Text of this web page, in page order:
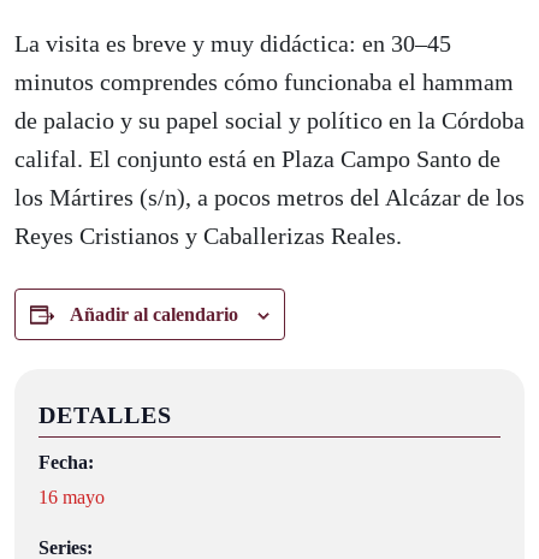
La visita es breve y muy didáctica: en 30–45
minutos comprendes cómo funcionaba el hammam
de palacio y su papel social y político en la Córdoba
califal. El conjunto está en Plaza Campo Santo de
los Mártires (s/n), a pocos metros del Alcázar de los
Reyes Cristianos y Caballerizas Reales.
Añadir al calendario
DETALLES
Fecha:
16 mayo
Series: